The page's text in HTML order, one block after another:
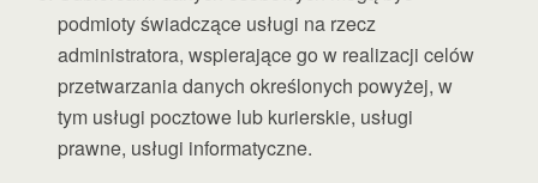
podmioty świadczące usługi na rzecz
administratora, wspierające go w realizacji celów
przetwarzania danych określonych powyżej, w
tym usługi pocztowe lub kurierskie, usługi
prawne, usługi informatyczne.